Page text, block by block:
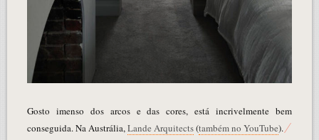
Gosto imenso dos arcos e das cores, está incrivelmente bem
conseguida. Na Austrália,Lande Arquitects(também no YouTube).